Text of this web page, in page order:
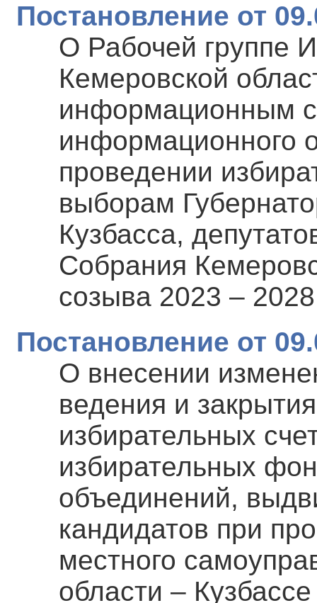
Постановление от
О Рабочей группе
Кемеровской
информационным
информационного
проведении
выборам
Кузбасса,
Собрания
созыва 2023 – 2028
Постановление от
О внесении
ведения и
избирательных
избирательных
объединений,
кандидатов при
местного
области – Кузбассе